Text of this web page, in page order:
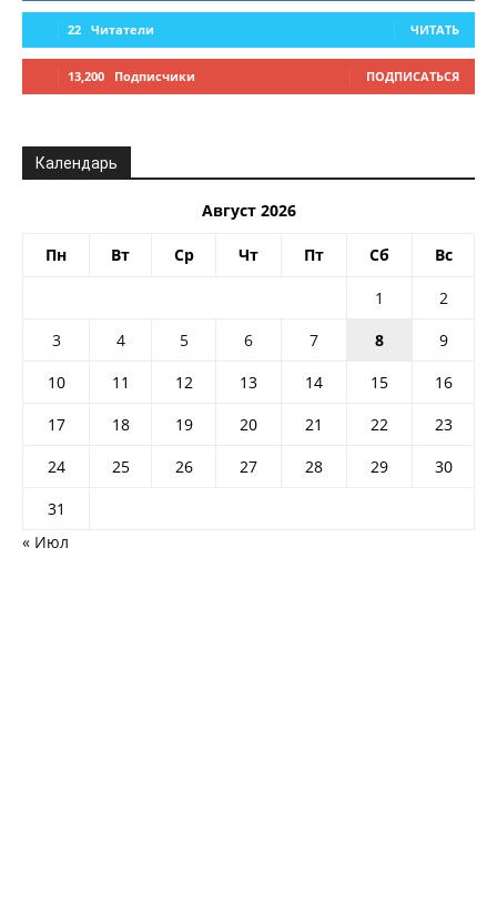
22 Читатели ЧИТАТЬ
13,200 Подписчики ПОДПИСАТЬСЯ
Календарь
Август 2026
Пн Вт Ср Чт Пт Сб Вс
1
2
3
4 5 6 7 8
9
10
11 12 13 14 15
16
17
18 19 20 21 22
23
24
25 26 27 28 29
30
31
« Июл